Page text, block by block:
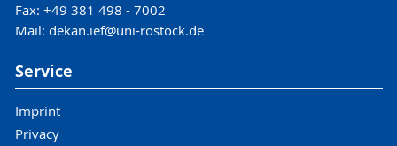
Fax: +49 381 498 - 7002
Mail: dekan.ief@uni-rostock.de
Service
Imprint
Privacy